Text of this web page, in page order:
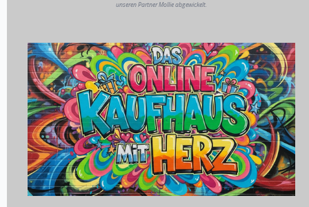
unseren Partner Mollie abgewickelt.